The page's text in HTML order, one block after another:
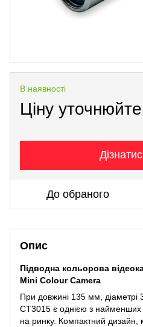
В наявності
Ціну уточнюйте
До обраного
Опис
Підводна кольорова
Mini Colour Camera
При довжині 135 мм, діаметрі
CT3015 є однією з
на ринку. Компактний дизайн,